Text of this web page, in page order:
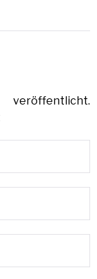
veröffentlicht.